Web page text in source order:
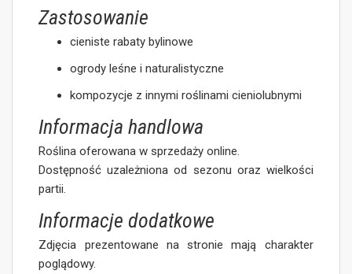
Zastosowanie
cieniste rabaty bylinowe
ogrody leśne i naturalistyczne
kompozycje z innymi roślinami cieniolubnymi
Informacja handlowa
Roślina oferowana w sprzedaży online.
Dostępność uzależniona od sezonu oraz wielkości
partii.
Informacje dodatkowe
Zdjęcia prezentowane na stronie mają charakter
poglądowy.